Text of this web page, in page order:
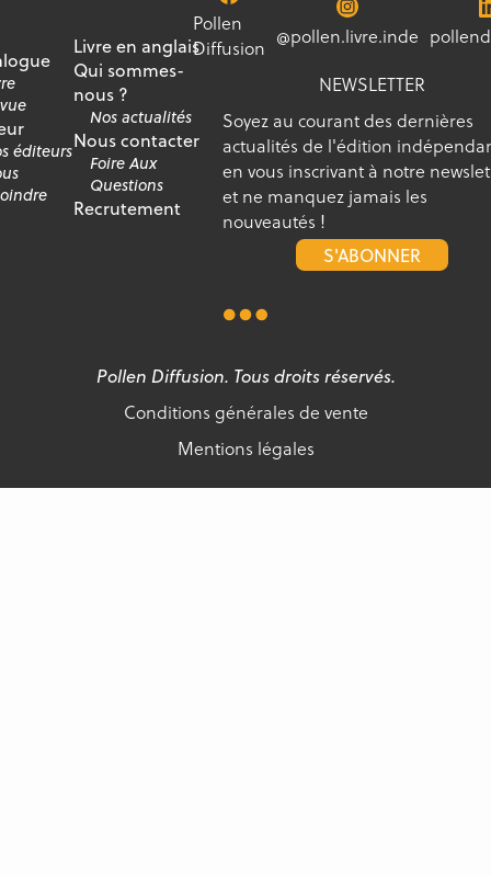
éditeurs
Livre en anglais
Qui sommes-
nous ?
Nos actualités
Nous contacter
Foire Aux
Questions
Recrutement
Pollen
Diffusion @pollen.livre.inde
NEWSLETTER
Soyez au courant des dernières
actualités de l'édition
en vous inscrivant à notre
et ne manquez jamais les
nouveautés !
S'ABONNER
Pollen Diffusion. Tous droits réservés.
Conditions générales de vente
Mentions légales